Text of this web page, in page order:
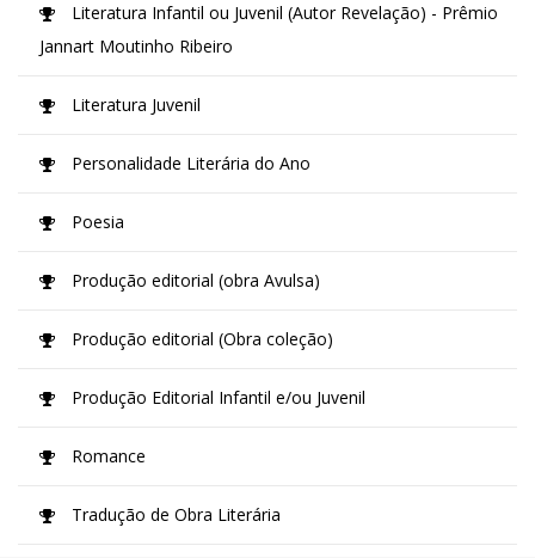
Literatura Infantil ou Juvenil (Autor Revelação) - Prêmio
Jannart Moutinho Ribeiro
Literatura Juvenil
Personalidade Literária do Ano
Poesia
Produção editorial (obra Avulsa)
Produção editorial (Obra coleção)
Produção Editorial Infantil e/ou Juvenil
Romance
Tradução de Obra Literária